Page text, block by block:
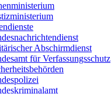
Abschirmdienst
für Verfassungsschutz